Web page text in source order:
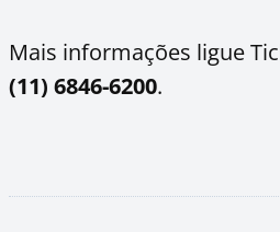
Mais informações ligue
(11) 6846-6200.